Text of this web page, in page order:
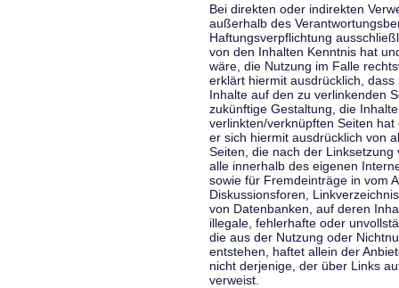
Bei direkten oder indirekten
außerhalb des
Haftungsverpflichtung
von den Inhalten Kenntnis hat
wäre, die Nutzung im Falle
erklärt hiermit ausdrücklich,
Inhalte auf den zu verlinkenden
zukünftige Gestaltung, die
verlinkten/verknüpften Seiten
er sich hiermit ausdrücklich von
Seiten, die nach der
alle innerhalb des eigenen
sowie für Fremdeinträge in vom
Diskussionsforen,
von Datenbanken, auf deren
illegale, fehlerhafte oder
die aus der Nutzung oder
entstehen, haftet allein der
nicht derjenige, der über Links
verweist.